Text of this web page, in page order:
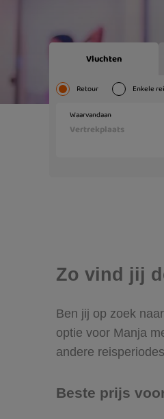
Zo vind jij
Ben jij op zoek
optie voor Manja
andere
Beste prijs